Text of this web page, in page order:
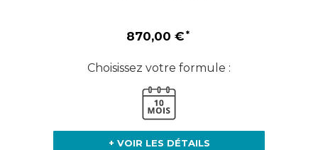
870,00 €
Choisissez votre formule :
+ VOIR LES DÉTAILS